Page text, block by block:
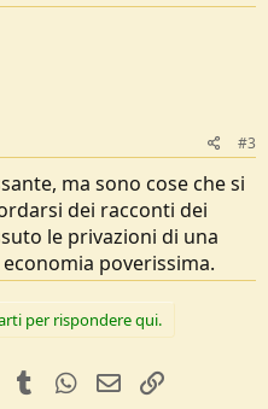
#3
ma sono cose che si
dei racconti dei
le privazioni di una
poverissima.
per rispondere qui.
PinterestTumblrWhatsApp
e-mail